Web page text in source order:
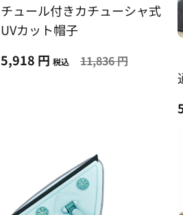
チュール付きカチューシャ式
UVカット帽子
5,918 円 税込 11,836 円